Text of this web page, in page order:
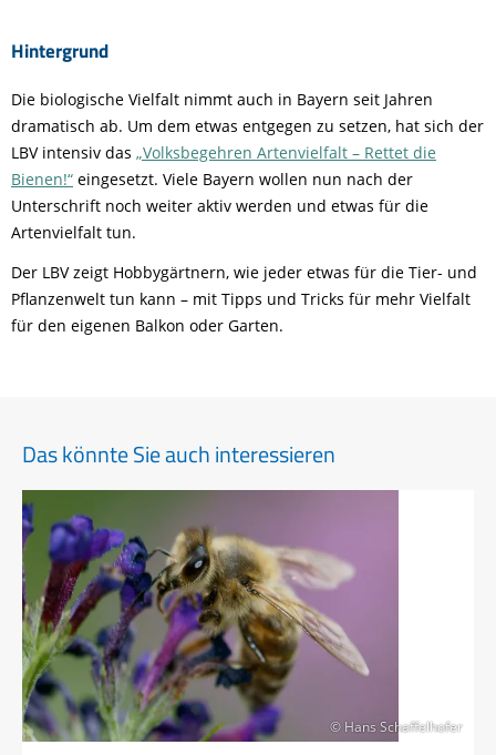
Hintergrund
Die biologische Vielfalt nimmt auch in Bayern seit Jahren
dramatisch ab. Um dem etwas entgegen zu setzen, hat sich der
LBV intensiv das „Volksbegehren Artenvielfalt – Rettet die
Bienen!“ eingesetzt. Viele Bayern wollen nun nach der
Unterschrift noch weiter aktiv werden und etwas für die
Artenvielfalt tun.
Der LBV zeigt Hobbygärtnern, wie jeder etwas für die Tier- und
Pflanzenwelt tun kann – mit Tipps und Tricks für mehr Vielfalt
für den eigenen Balkon oder Garten.
Das könnte Sie auch interessieren
© Hans Schaffelhofer